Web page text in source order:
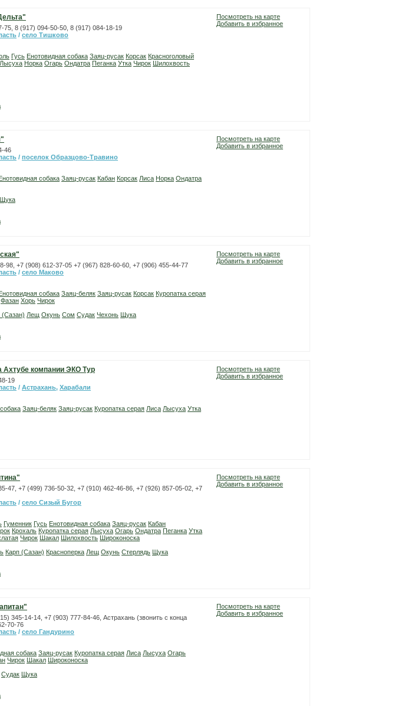
75, 8 (917) 094-50-50, 8 (917) 084-18-19
/ село Тишково
Гусь Енотовидная собака Заяц-русак Корсак Красноголовый
Лысуха Норка Огарь Ондатра Пеганка Утка Чирок Шилохвость
Посмотреть на карте
Добавить в избранное
46
/ поселок Образцово-Травино
собака Заяц-русак Кабан Корсак Лиса Норка Ондатра
Щука
Посмотреть на карте
Добавить в избранное
98, +7 (908) 612-37-05 +7 (967) 828-60-60, +7 (906) 455-44-77
/ село Маково
собака Заяц-беляк Заяц-русак Корсак Куропатка серая
Фазан Хорь Чирок
(Сазан) Лещ Окунь Сом Судак Чехонь Щука
Посмотреть на карте
Добавить в избранное
Ахтубе компании ЭКО Тур
19
/ Астрахань, Харабали
Заяц-беляк Заяц-русак Куропатка серая Лиса Лысуха Утка
Посмотреть на карте
Добавить в избранное
47, +7 (499) 736-50-32, +7 (910) 462-46-86, +7 (926) 857-05-02, +7
/ село Сизый Бугор
Гуменник Гусь Енотовидная собака Заяц-русак Кабан
Крохаль Куропатка серая Лысуха Огарь Ондатра Пеганка Утка
Чирок Шакал Шилохвость Широконоска
Карп (Сазан) Красноперка Лещ Окунь Стерлядь Щука
Посмотреть на карте
Добавить в избранное
345-14-14, +7 (903) 777-84-46, Астрахань (звонить с конца
70-76
/ село Гандурино
собака Заяц-русак Куропатка серая Лиса Лысуха Огарь
Чирок Шакал Широконоска
Судак Щука
Посмотреть на карте
Добавить в избранное